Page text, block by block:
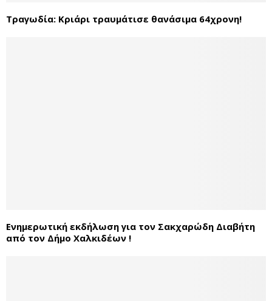
Τραγωδία: Κριάρι τραυμάτισε θανάσιμα 64χρονη!
Ενημερωτική εκδήλωση για τον Σακχαρώδη Διαβήτη
από τον Δήμο Χαλκιδέων !